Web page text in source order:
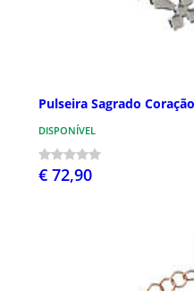
Pulseira Sagrado
DISPONÍVEL
€ 72,90